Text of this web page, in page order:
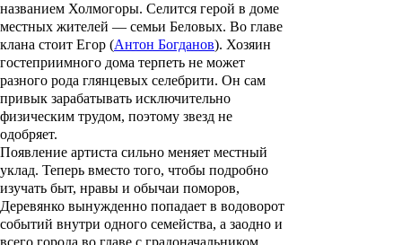
названием Холмогоры. Селится герой в доме
местных жителей — семьи Беловых. Во главе
клана стоит Егор (Антон Богданов). Хозяин
гостеприимного дома терпеть не может
разного рода глянцевых селебрити. Он сам
привык зарабатывать исключительно
физическим трудом, поэтому звезд не
одобряет.
Появление артиста сильно меняет местный
уклад. Теперь вместо того, чтобы подробно
изучать быт, нравы и обычаи поморов,
Деревянко вынужденно попадает в водоворот
событий внутри одного семейства, а заодно и